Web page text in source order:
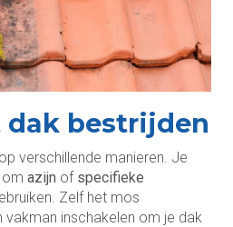
dak bestrijden
verschillende manieren. Je
azijn of specifieke
Zelf het mos
vakman inschakelen om je dak